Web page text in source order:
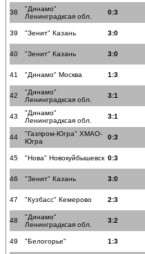
38
"Динамо"
Ленинградксая обл.
0:3
39 "Зенит" Казань 3:0
40 "Зенит" Казань 3:0
41 "Динамо" Москва 1:3
42
"Динамо"
Ленинградксая обл.
3:1
43
"Динамо"
Ленинградксая обл.
3:1
44
"Газпром-Югра" ХМАО-
Югра
0:3
45 "Нова" Новокуйбышевск 0:3
46 "Зенит" Казань 3:0
47 "Кузбасс" Кемерово 2:3
48
"Динамо"
Ленинградксая обл.
3:2
49 "Белогорье" 1:3